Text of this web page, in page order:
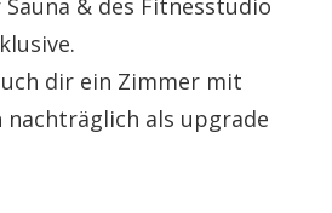
& des Fitnesstudio
dir ein Zimmer mit
nachträglich als upgrade